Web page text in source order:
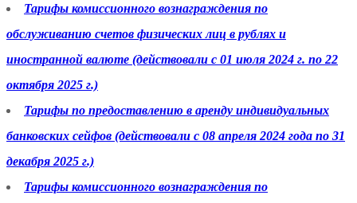
Тарифы комиссионного вознаграждения по
обслуживанию счетов физических лиц в рублях и
иностранной валюте (действовали с 01 июля 2024 г. по 22
октября 2025 г.)
Тарифы по предоставлению в аренду индивидуальных
банковских сейфов (действовали с 08 апреля 2024 года по 31
декабря 2025 г.)
Тарифы комиссионного вознаграждения по